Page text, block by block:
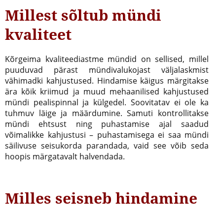
Millest sõltub mündi
kvaliteet
Kõrgeima kvaliteediastme mündid on sellised, millel
puuduvad pärast mündivalukojast väljalaskmist
vähimadki kahjustused. Hindamise käigus märgitakse
ära kõik kriimud ja muud mehaanilised kahjustused
mündi pealispinnal ja külgedel. Soovitatav ei ole ka
tuhmuv läige ja määrdumine. Samuti kontrollitakse
mündi ehtsust ning puhastamise ajal saadud
võimalikke kahjustusi – puhastamisega ei saa mündi
säilivuse seisukorda parandada, vaid see võib seda
hoopis märgatavalt halvendada.
Milles seisneb hindamine